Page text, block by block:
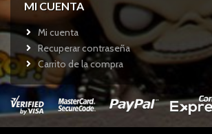
MI CUENTA
Mi cuenta
Recuperar contraseña
Carrito de la compra